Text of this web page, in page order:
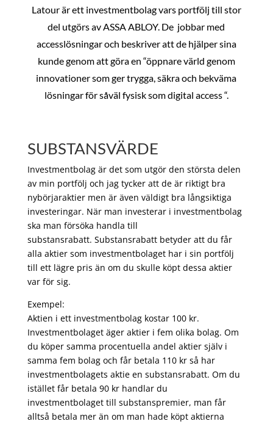
Latour är ett investmentbolag vars portfölj till stor
del utgörs av ASSA ABLOY. De jobbar med
accesslösningar och beskriver att de hjälper sina
kunde genom att göra en “öppnare värld genom
innovationer som ger trygga, säkra och bekväma
lösningar för såväl fysisk som digital access “.
SUBSTANSVÄRDE
Investmentbolag är det som utgör den största delen
av min portfölj och jag tycker att de är riktigt bra
nybörjaraktier men är även väldigt bra långsiktiga
investeringar. När man investerar i investmentbolag
ska man försöka handla till
substansrabatt. Substansrabatt betyder att du får
alla aktier som investmentbolaget har i sin portfölj
till ett lägre pris än om du skulle köpt dessa aktier
var för sig.
Exempel:
Aktien i ett investmentbolag kostar 100 kr.
Investmentbolaget äger aktier i fem olika bolag. Om
du köper samma procentuella andel aktier själv i
samma fem bolag och får betala 110 kr så har
investmentbolagets aktie en substansrabatt. Om du
istället får betala 90 kr handlar du
investmentbolaget till substanspremier, man får
alltså betala mer än om man hade köpt aktierna